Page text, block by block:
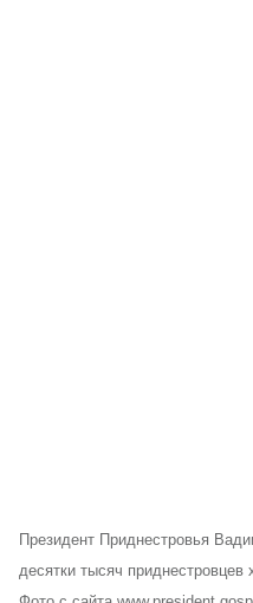
Президент Приднестровья
десятки тысяч